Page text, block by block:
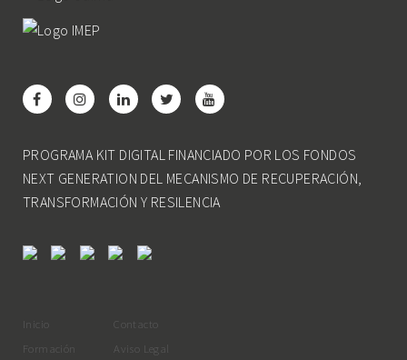
PROGRAMA KIT DIGITAL FINANCIADO POR LOS FONDOS
NEXT GENERATION DEL MECANISMO DE RECUPERACIÓN,
TRANSFORMACIÓN Y RESILENCIA
Inicio
Formación
Contacto
Aviso Legal